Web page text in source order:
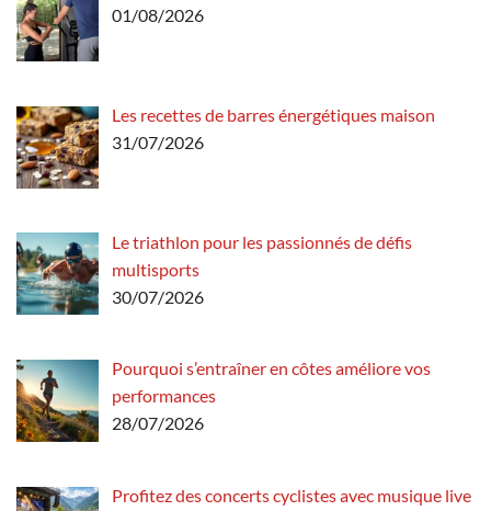
01/08/2026
Les recettes de barres énergétiques maison
31/07/2026
Le triathlon pour les passionnés de défis
multisports
30/07/2026
Pourquoi s’entraîner en côtes améliore vos
performances
28/07/2026
Profitez des concerts cyclistes avec musique live